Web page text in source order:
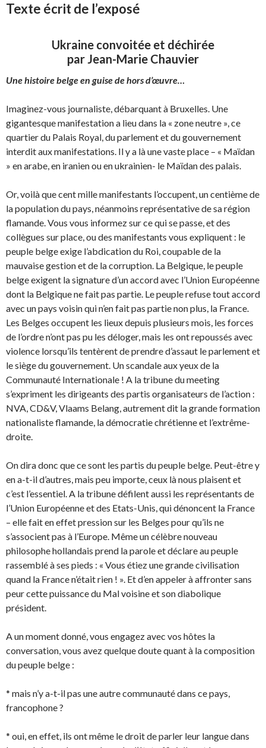
Texte écrit de l’exposé
Ukraine convoitée et déchirée
par Jean-Marie Chauvier
Une histoire belge en guise de hors d’œuvre…
Imaginez-vous journaliste, débarquant à Bruxelles. Une
gigantesque manifestation a lieu dans la « zone neutre », ce
quartier du Palais Royal, du parlement et du gouvernement
interdit aux manifestations. Il y a là une vaste place – « Maïdan
» en arabe, en iranien ou en ukrainien- le Maïdan des palais.
Or, voilà que cent mille manifestants l’occupent, un centième de
la population du pays, néanmoins représentative de sa région
flamande. Vous vous informez sur ce qui se passe, et des
collègues sur place, ou des manifestants vous expliquent : le
peuple belge exige l’abdication du Roi, coupable de la
mauvaise gestion et de la corruption. La Belgique, le peuple
belge exigent la signature d’un accord avec l’Union Européenne
dont la Belgique ne fait pas partie. Le peuple refuse tout accord
avec un pays voisin qui n’en fait pas partie non plus, la France.
Les Belges occupent les lieux depuis plusieurs mois, les forces
de l’ordre n’ont pas pu les déloger, mais les ont repoussés avec
violence lorsqu’ils tentèrent de prendre d’assaut le parlement et
le siège du gouvernement. Un scandale aux yeux de la
Communauté Internationale ! A la tribune du meeting
s’expriment les dirigeants des partis organisateurs de l’action :
NVA, CD&V, Vlaams Belang, autrement dit la grande formation
nationaliste flamande, la démocratie chrétienne et l’extrême-
droite.
On dira donc que ce sont les partis du peuple belge. Peut-être y
en a-t-il d’autres, mais peu importe, ceux là nous plaisent et
c’est l’essentiel. A la tribune défilent aussi les représentants de
l’Union Européenne et des Etats-Unis, qui dénoncent la France
– elle fait en effet pression sur les Belges pour qu’ils ne
s’associent pas à l’Europe. Même un célèbre nouveau
philosophe hollandais prend la parole et déclare au peuple
rassemblé à ses pieds : « Vous étiez une grande civilisation
quand la France n’était rien ! ». Et d’en appeler à affronter sans
peur cette puissance du Mal voisine et son diabolique
président.
A un moment donné, vous engagez avec vos hôtes la
conversation, vous avez quelque doute quant à la composition
du peuple belge :
* mais n’y a-t-il pas une autre communauté dans ce pays,
francophone ?
* oui, en effet, ils ont même le droit de parler leur langue dans